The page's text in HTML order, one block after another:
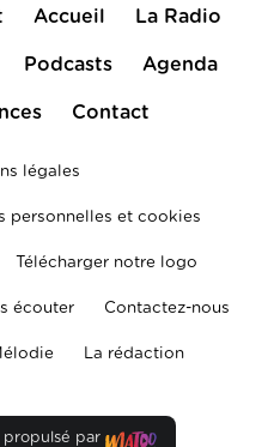
Accueil La Radio
Podcasts Agenda
Contact
légales
personnelles et cookies
Télécharger notre logo
écouter Contactez-nous
La rédaction
par